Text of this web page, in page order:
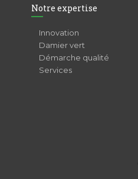
Notre expertise
Innovation
Damier vert
Démarche qualité
Services